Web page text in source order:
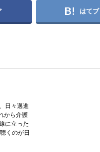
はてブ
日々邁進
から介護
に立った
くのが日